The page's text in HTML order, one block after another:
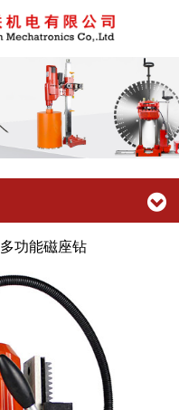
多功能磁座钻